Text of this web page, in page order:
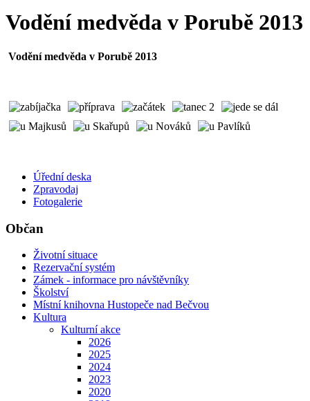
Vodění medvěda v Porubě 2013
Vodění medvěda v Porubě 2013
Úřední deska
Zpravodaj
Fotogalerie
Občan
Životní situace
Rezervační systém
Zámek - informace pro návštěvníky
Školství
Místní knihovna Hustopeče nad Bečvou
Kultura
Kulturní akce
2026
2025
2024
2023
2020